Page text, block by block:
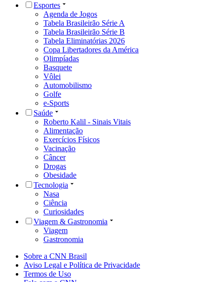
Esportes
Agenda de Jogos
Tabela Brasileirão Série A
Tabela Brasileirão Série B
Tabela Eliminatórias 2026
Copa Libertadores da América
Olimpíadas
Basquete
Vôlei
Automobilismo
Golfe
e-Sports
Saúde
Roberto Kalil - Sinais Vitais
Alimentação
Exercícios Físicos
Vacinação
Câncer
Drogas
Obesidade
Tecnologia
Nasa
Ciência
Curiosidades
Viagem & Gastronomia
Viagem
Gastronomia
Sobre a CNN Brasil
Aviso Legal e Política de Privacidade
Termos de Uso